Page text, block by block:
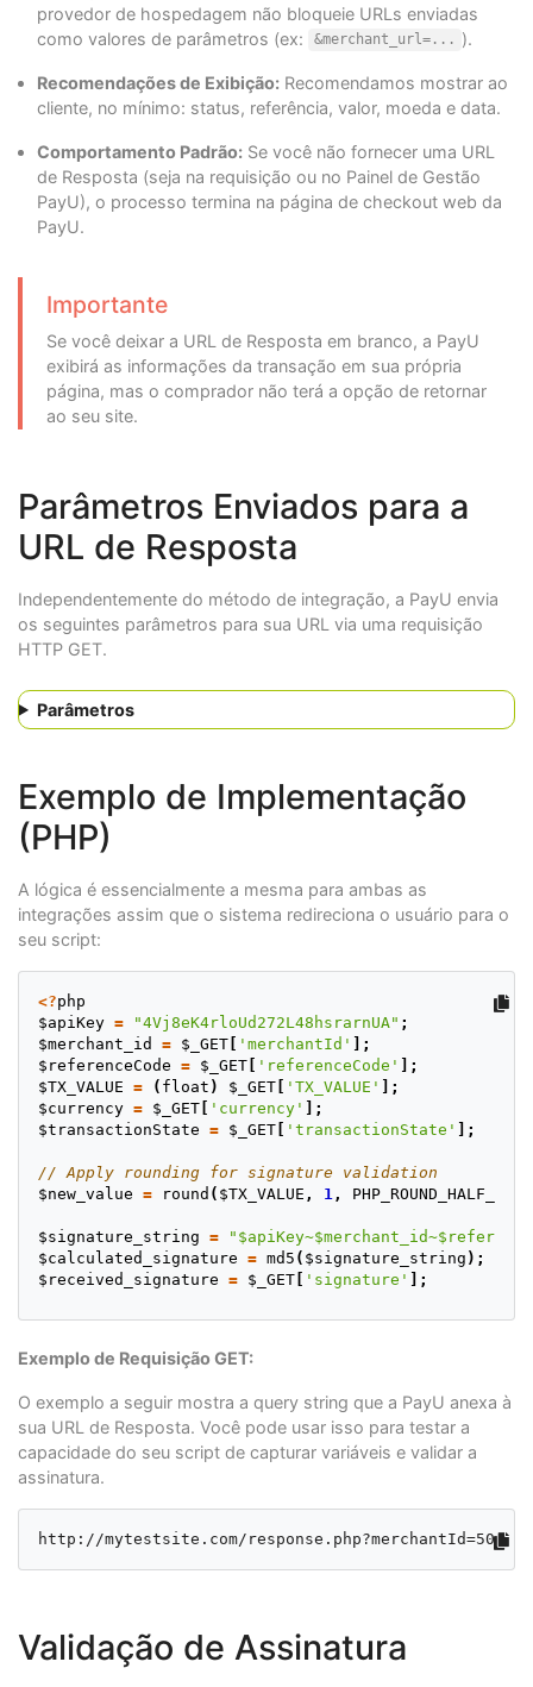
provedor de hospedagem não bloqueie URLs enviadas
como valores de parâmetros (ex:
&merchant_url=... ).
Recomendações de Exibição: Recomendamos mostrar ao
cliente, no mínimo: status, referência, valor, moeda e data.
Comportamento Padrão: Se você não fornecer uma URL
de Resposta (seja na requisição ou no Painel de Gestão
PayU), o processo termina na página de checkout web da
PayU.
Importante
Se você deixar a URL de Resposta em branco, a PayU
exibirá as informações da transação em sua própria
página, mas o comprador não terá a opção de retornar
ao seu site.
Parâmetros Enviados para a
URL de Resposta
Independentemente do método de integração, a PayU envia
os seguintes parâmetros para sua URL via uma requisição
HTTP GET.
Parâmetros
Exemplo de Implementação
(PHP)
A lógica é essencialmente a mesma para ambas as
integrações assim que o sistema redireciona o usuário para o
seu script:
<?php
$apiKey = "4Vj8eK4rloUd272L48hsrarnUA" ;
$merchant_id
= $_GET [ 'merchantId' ];
$referenceCode = $_GET [ 'referenceCode' ];
$TX_VALUE = ( float ) $_GET [ 'TX_VALUE' ];
$currency = $_GET [ 'currency' ];
$transactionState = $_GET [ 'transactionState' ];
$new_value = round ( $TX_VALUE , 1 , PHP_ROUND_HALF_EVEN
$signature_string = " $apiKey~$merchant_id~
$calculated_signature = md5 ( $signature_string );
$received_signature = $_GET [ 'signature' ];
if (hash_equals(strtolower($received_signature),
echo "<h2>Invalid Signature - Data Integrity
}
?>
Exemplo de Requisição GET:
O exemplo a seguir mostra a query string que a PayU anexa à
sua URL de Resposta. Você pode usar isso para testar a
capacidade do seu script de capturar variáveis e validar a
assinatura.
http://mytestsite.com/response.php?merchantId=508029
Validação de Assinatura